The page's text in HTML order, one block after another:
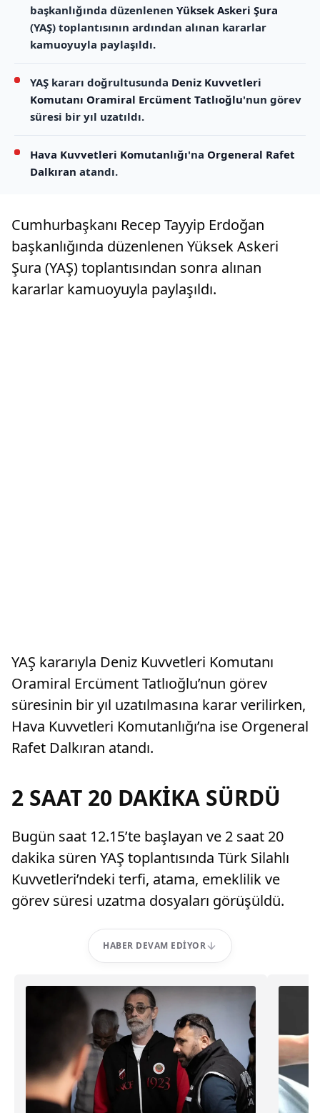
başkanlığında düzenlenen Yüksek Askeri Şura
(YAŞ) toplantısının ardından alınan kararlar
kamuoyuyla paylaşıldı.
YAŞ kararı doğrultusunda Deniz Kuvvetleri
Komutanı Oramiral Ercüment Tatlıoğlu'nun görev
süresi bir yıl uzatıldı.
Hava Kuvvetleri Komutanlığı'na Orgeneral Rafet
Dalkıran atandı.
Cumhurbaşkanı Recep Tayyip Erdoğan
başkanlığında düzenlenen Yüksek Askeri
Şura (YAŞ) toplantısından sonra alınan
kararlar kamuoyuyla paylaşıldı.
YAŞ kararıyla Deniz Kuvvetleri Komutanı
Oramiral Ercüment Tatlıoğlu’nun görev
süresinin bir yıl uzatılmasına karar verilirken,
Hava Kuvvetleri Komutanlığı’na ise Orgeneral
Rafet Dalkıran atandı.
2 SAAT 20 DAKİKA SÜRDÜ
Bugün saat 12.15’te başlayan ve 2 saat 20
dakika süren YAŞ toplantısında Türk Silahlı
Kuvvetleri’ndeki terfi, atama, emeklilik ve
görev süresi uzatma dosyaları görüşüldü.
HABER DEVAM EDIYOR